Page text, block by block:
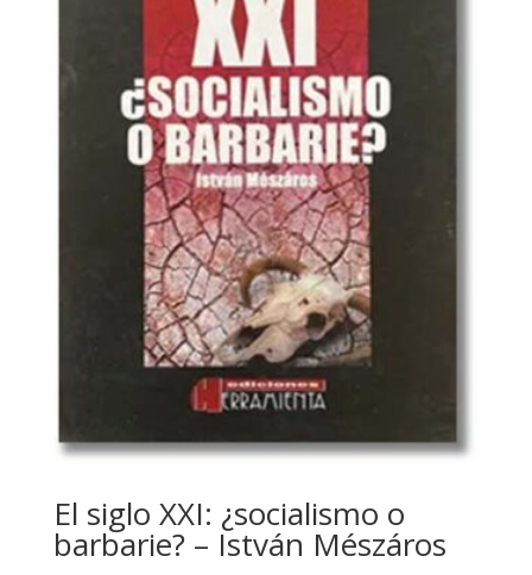
El siglo XXI: ¿socialismo o
barbarie? – István Mészáros